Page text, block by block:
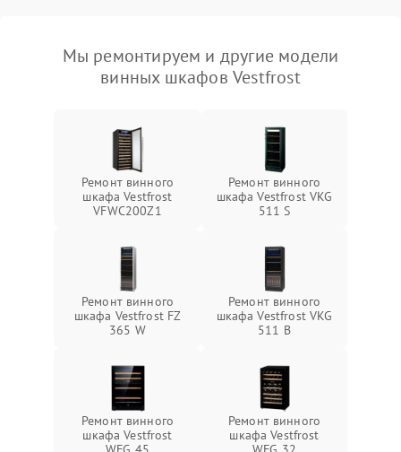
Мы ремонтируем и другие модели
винных шкафов Vestfrost
Ремонт винного
шкафа Vestfrost
VFWC200Z1
Ремонт винного
шкафа Vestfrost VKG
511 S
Ремонт винного
шкафа Vestfrost FZ
365 W
Ремонт винного
шкафа Vestfrost VKG
511 B
Ремонт винного
шкафа Vestfrost
Ремонт винного
шкафа Vestfrost